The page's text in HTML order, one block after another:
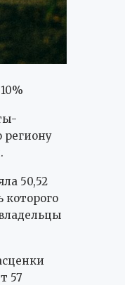
региону
50,52
которого
57